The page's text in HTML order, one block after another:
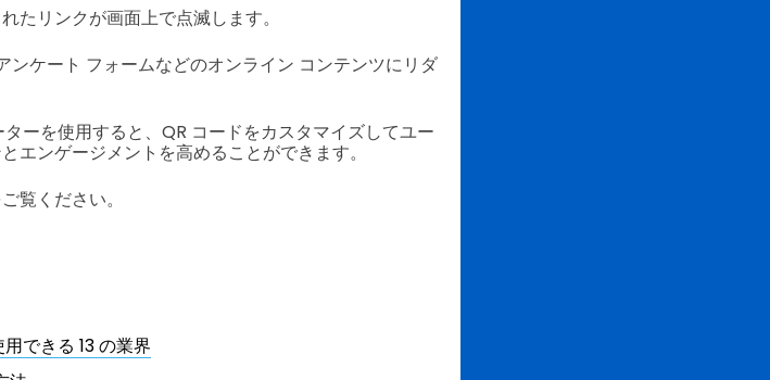
たリンクが画面上で点滅します。
ケート フォームなどのオンライン コンテンツにリダ
ーを使用すると、QR コードをカスタマイズしてユー
エンゲージメントを高めることができます。
覧ください。
できる 13 の業界